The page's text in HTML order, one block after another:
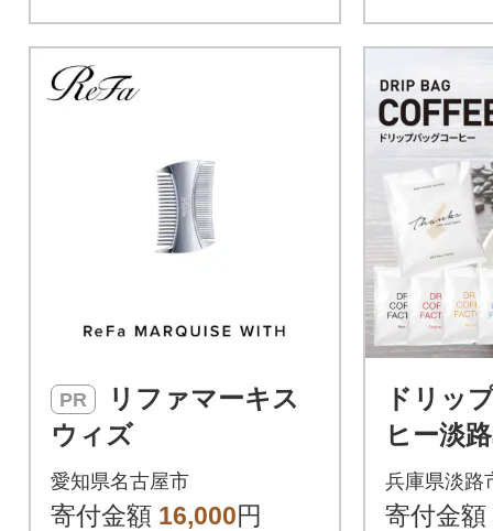
PR
ウィズ
愛知県名古屋市
寄付金額 16,000円
ドリッ
ヒー淡
セット
み比べ
兵庫県淡路
寄付金額